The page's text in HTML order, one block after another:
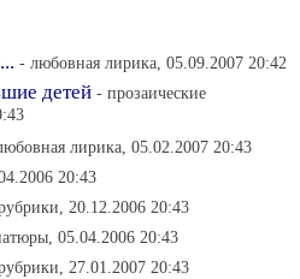
- любовная лирика, 05.09.2007 20:42
детей - прозаические
лирика, 05.02.2007 20:43
20:43
20.12.2006 20:43
05.04.2006 20:43
27.01.2007 20:43